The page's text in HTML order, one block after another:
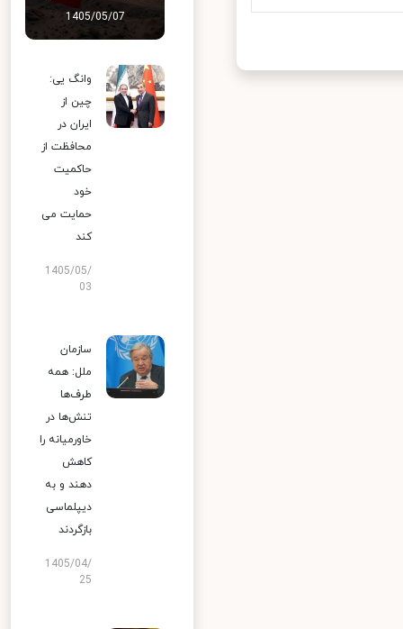
1405/05/07
وانگ یی:
چین از
ایران در
محافظت از
حاکمیت
خود
حمایت می
کند
1405/05/
03
سازمان
ملل: همه
طرف‌ها
تنش‌ها در
خاورمیانه را
کاهش
دهند و به
دیپلماسی
بازگردند
1405/04/
25